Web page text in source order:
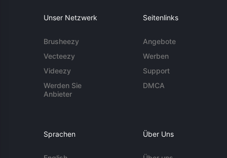
Unser Netzwerk
Brusheezy
Vecteezy
Videezy
Werden Sie
Anbieter
Seitenlinks
Angebote
Werben
Support
DMCA
Sprachen Über Uns